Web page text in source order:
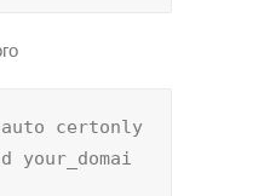
certonly
your_domai